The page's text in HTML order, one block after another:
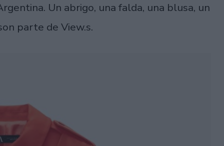
Un abrigo, una falda, una blusa, un
parte de View.s.